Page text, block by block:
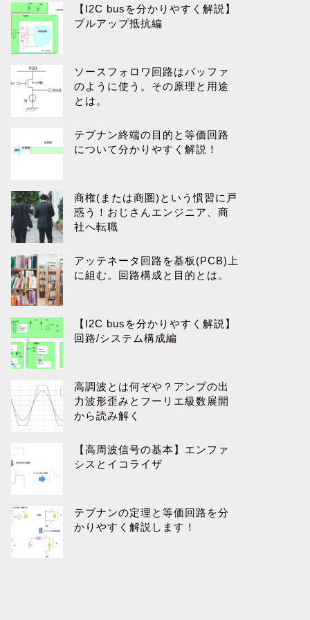
【I2C busを分かりやすく解説】
プルアップ抵抗編
ソースフォロワ回路はバッファ
のように使う。その原理と用途
とは。
テブナン終端の目的と等価回路
について分かりやすく解説！
商権(または商圏)という慣習に戸
惑う！おじさんエンジニア、商
社へ転職
アッテネータ回路を基板(PCB)上
に組む。回路構成と目的とは。
【I2C busを分かりやすく解説】
回路/システム構成編
高調波とは何ぞや？アンプの出
力波形歪みとフーリエ級数展開
から読み解く
【高周波信号の基本】エンファ
シスとイコライザ
テブナンの定理と等価回路を分
かりやすく解説します！